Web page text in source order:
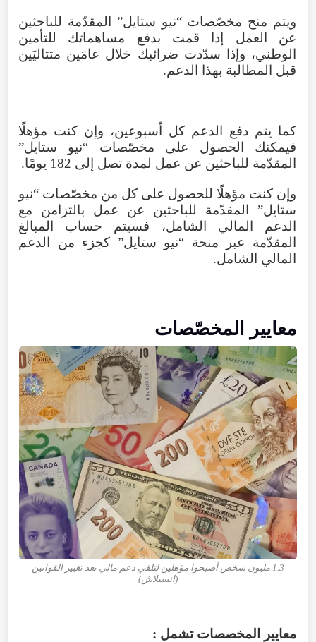
ويتم منح مخصّصات “نيو ستايل” المقدّمة للباحثين
عن العمل إذا قمت بدفع مساهماتك للتأمين
الوطني، وإذا سدّدت ضرائبك خلال عامَين متتاليَين
قبل المطالبة بهذا الدعم.
كما يتم دفع الدعم كل أسبوعين، وإن كنت مؤهلًا
فيمكنك الحصول على مخصّصات “نيو ستايل”
المقدّمة للباحثين عن عمل لمدة تصل إلى 182 يومًا.
وإن كنت مؤهلًا للحصول على كل من مخصّصات “نيو
ستايل” المقدّمة للباحثين عن عمل بالتزامن مع
الدعم المالي الشامل، فسيتم حساب المبالغ
المقدّمة عبر منحة “نيو ستايل” كجزء من الدعم
المالي الشامل.
معايير المخصّصات
1.3 مليون شخص أصبحوا مؤهلين لتلقي دعم مالي بعد تغيير القوانين
(انسبلاش)
معايير المخصصات تشمل :